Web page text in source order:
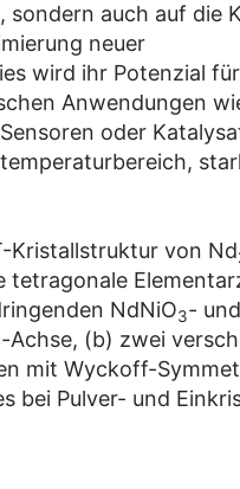
sondern auch auf die
neuer
wird ihr Potenzial
Anwendungen
oder
Kristallstruktur von Nd
tetragonale
NdNiO3-
(b) zwei
mit Wyckoff-
bei Pulver- und